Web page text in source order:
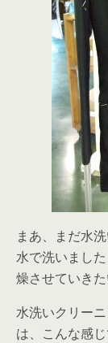
まあ、まだ水
水で洗いまし
燥させていきた
水洗いクリー
は、こんな感じ